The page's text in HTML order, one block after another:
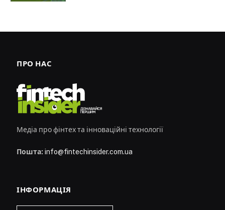
ПРО НАС
Медіа про фінтех та інноваційні технології
Пошта: info@fintechinsider.com.ua
ІНФОРМАЦІЯ